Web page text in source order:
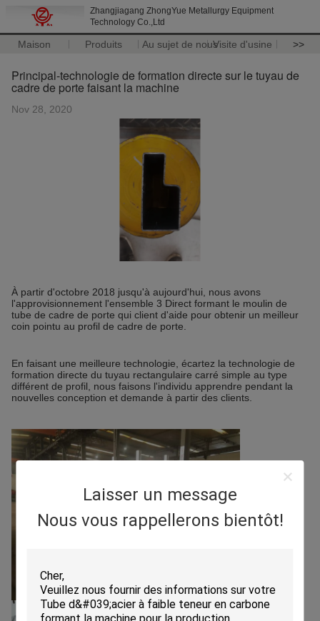
Zhangjiagang ZhongYue Metallurgy Equipment
Technology Co.,Ltd
Maison Produits Au sujet de nousVisite d'usine >>
Laisser un message
Nous vous rappellerons bientôt!
Principal-technologie de formation directe sur le tuyau de
cadre de porte faisant la machine
Nov 28, 2020
À partir d'octobre 2018 jusqu'à aujourd'hui, nous avons
l'approvisionnement l'ensemble 3 Direct formant le moulin de
tube de cadre de porte qui client d'aide pour obtenir un meilleur
coin pointu au profil de cadre de porte.
En faisant une meilleure technologie, écartez la technologie de
formation directe du tuyau rectangulaire carré simple au type
différent de profil, nous faisons l'individu apprendre pendant la
nouvelles conception et demande à partir des clients.